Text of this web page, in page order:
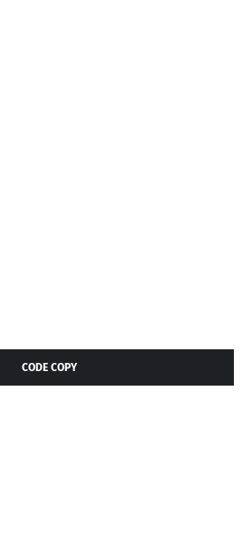
CODE COPY